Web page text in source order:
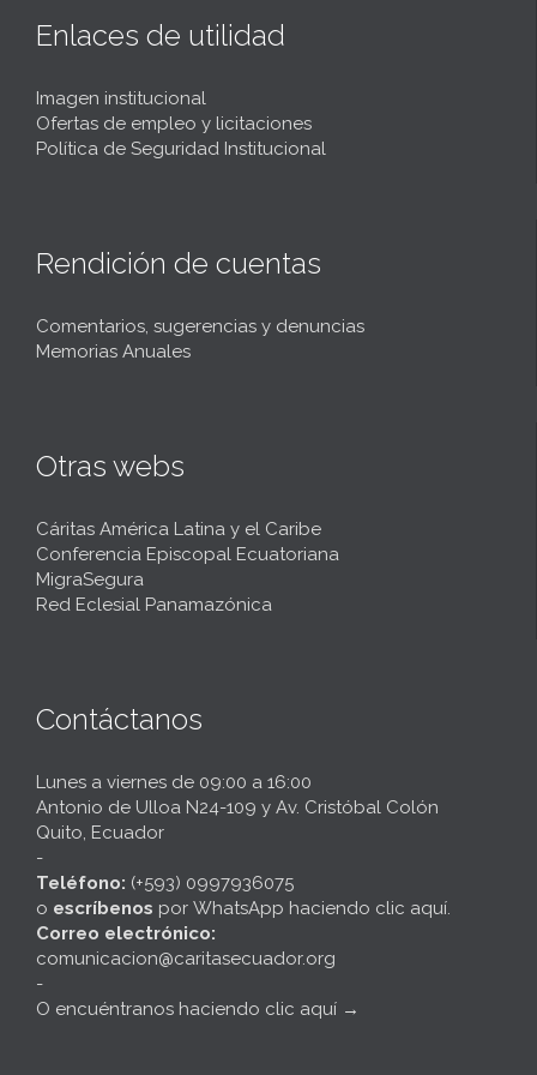
Enlaces de utilidad
Imagen institucional
Ofertas de empleo y licitaciones
Política de Seguridad Institucional
Rendición de cuentas
Comentarios, sugerencias y denuncias
Memorias Anuales
Otras webs
Cáritas América Latina y el Caribe
Conferencia Episcopal Ecuatoriana
MigraSegura
Red Eclesial Panamazónica
Contáctanos
Lunes a viernes de 09:00 a 16:00
Antonio de Ulloa N24-109 y Av. Cristóbal Colón
Quito, Ecuador
-
Teléfono: (+593) 0997936075
o escríbenos por WhatsApp haciendo clic aquí.
Correo electrónico:
comunicacion@caritasecuador.org
-
O encuéntranos haciendo clic aquí →